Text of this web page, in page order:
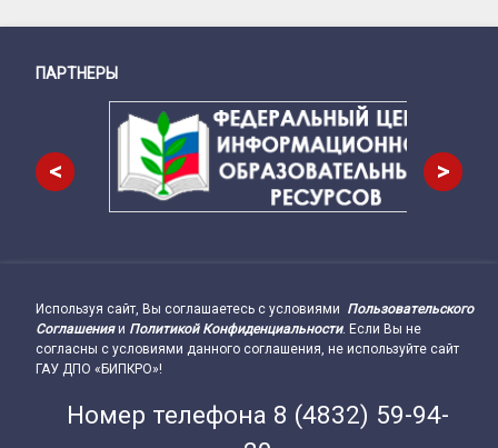
Снизу
ПАРТНЕРЫ
< >
Подвал сайта → влево
Используя сайт, Вы соглашаетесь с условиями Пользовательского
Соглашенияи Политикой Конфиденциальности. Если Вы не
согласны с условиями данного соглашения, не используйте сайт
ГАУ ДПО «БИПКРО»!
Номер телефона 8 (4832) 59-94-